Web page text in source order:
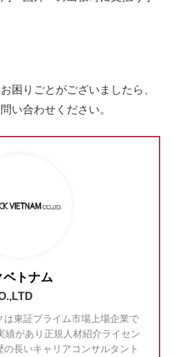
困りごとがございましたら、
い合わせください。
ベトナム
は東証プライム市場上場企業で
績があり正規人材紹介ライセン
長いキャリアコンサルタント